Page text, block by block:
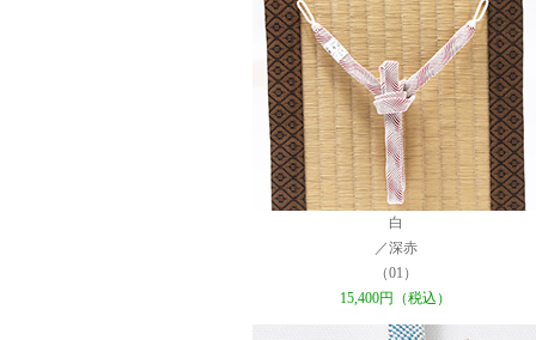
白
／深赤
（01）
15,400円（税込）